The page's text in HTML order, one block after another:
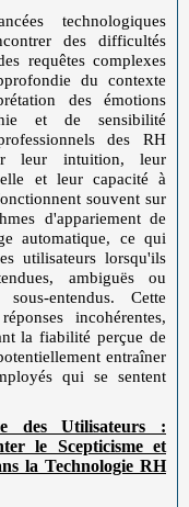
technologiques
des difficultés
requêtes complexes
du contexte
des émotions
et de sensibilité
des RH
leur intuition, leur
et leur capacité à
souvent sur
d'appariement de
automatique, ce qui
utilisateurs lorsqu'ils
ambiguës ou
entendus. Cette
incohérentes,
la fiabilité perçue de
entraîner
qui se sentent
des Utilisateurs :
le Scepticisme et
la Technologie RH